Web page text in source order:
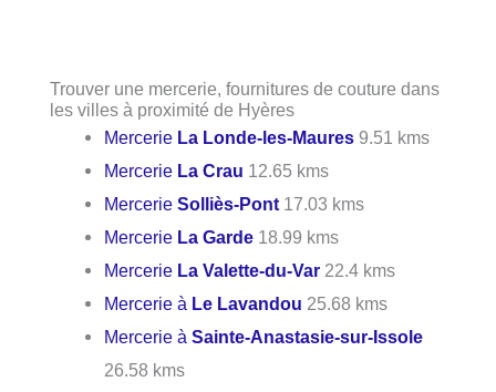
Trouver une mercerie, fournitures de couture dans
les villes à proximité de Hyères
Mercerie La Londe-les-Maures 9.51 kms
Mercerie La Crau 12.65 kms
MercerieSolliès-Pont 17.03 kms
Mercerie La Garde 18.99 kms
Mercerie La Valette-du-Var 22.4 kms
Mercerie à Le Lavandou 25.68 kms
Mercerie àSainte-Anastasie-sur-Issole
26.58 kms